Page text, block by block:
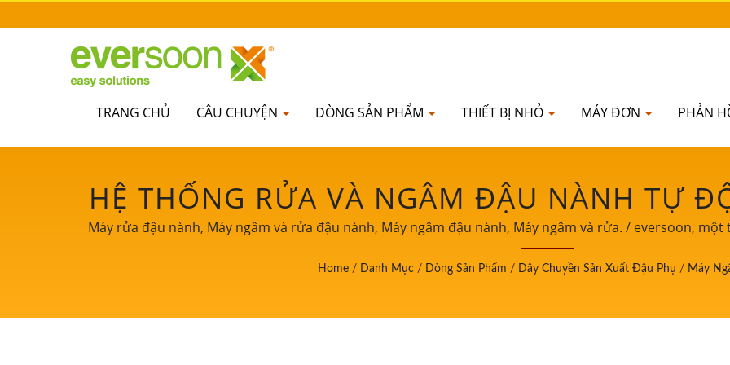
TRANG CHỦ CÂU CHUYỆN DÒNG SẢN PHẨM THIẾT BỊ NHỎ MÁY ĐƠN PHẢN
HỆ THỐNG RỬA VÀ NGÂM ĐẬU NÀNH TỰ
SẢN XUẤT ĐẬU PHỤ ĐẠT CHỨNG NHẬN
ĐẬU NÀNH, NHÀ SẢN XUẤT MÁY XAY VÀ
LIH FOOD MACHINE CO.,
Máy rửa đậu nành, Máy ngâm và rửa đậu nành, Máy ngâm đậu nành, Máy ngâm và rửa. / eversoon, một
Co., Ltd., là một trong những nhà lãnh đạo trong lĩnh vực máy làm sữa đậu nành và đậu phụ. Là một
sẻ công nghệ cốt lõi và kinh nghiệm chuyên môn trong sản xuất đậu phụ đến khách hàng trên toàn
Home / Danh Mục / Dòng Sản Phẩm / Dây Chuyền Sản Xuất Đậu Phụ / Máy